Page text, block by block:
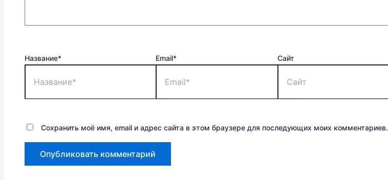
Название* Email* Сайт
Сохранить моё имя, email и адрес сайта в этом браузере для последующих моих комментариев.